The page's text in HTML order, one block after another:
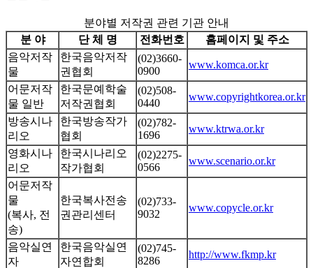
분야별 저작권 관련 기관 안내
분 야
단 체 명 전화번호
홈페이지 및 주소
음악저작
물
한국음악저작
권협회
(02)3660-
0900
www.komca.or.kr
어문저작
물 일반
한국문예학술
저작권협회
(02)508-
0440
www.copyrightkorea.or.kr
방송시나
리오
한국방송작가
협회
(02)782-
1696
www.ktrwa.or.kr
영화시나
리오
한국시나리오
작가협회
(02)2275-
0566
www.scenario.or.kr
어문저작
물
(복사, 전
송)
한국복사전송
권관리센터
(02)733-
9032
www.copycle.or.kr
음악실연
자
한국음악실연
자연합회
(02)745-
8286
http://www.fkmp.kr